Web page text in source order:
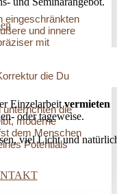
Einzelarbeitvermieten
oder tageweise.
viel Licht und
eingeschränkten
und innere
mit
die Du
unterrichten die
moderne
dem Menschen
Potentials